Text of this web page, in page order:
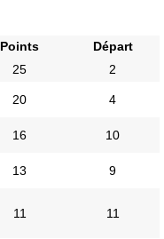
Points
Départ
25 2
20 4
16 10
13 9
11 11